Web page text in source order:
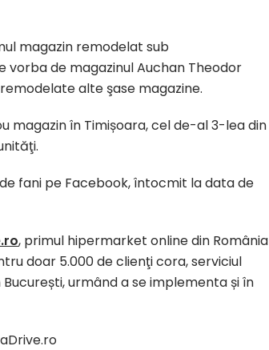
magazin remodelat sub
vorba de magazinul Auchan Theodor
alte şase magazine.
magazin în Timișoara, cel de-al 3-lea din
fani pe Facebook, întocmit la data de
, primul hipermarket online din România
doar 5.000 de clienţi cora, serviciul
urmând a se implementa și în